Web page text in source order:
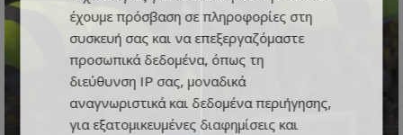
έχουμε πρόσβαση σε πληροφορίες στη
συσκευή σας και να επεξεργαζόμαστε
προσωπικά δεδομένα, όπως τη
διεύθυνση IP σας, μοναδικά
αναγνωριστικά και δεδομένα περιήγησης,
για εξατομικευμένες διαφημίσεις και